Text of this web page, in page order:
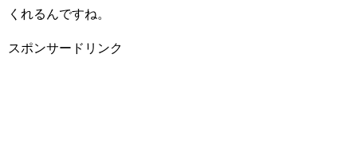
くれるんですね。
スポンサードリンク